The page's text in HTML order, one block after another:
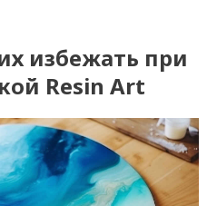
избежать при
Resin Art